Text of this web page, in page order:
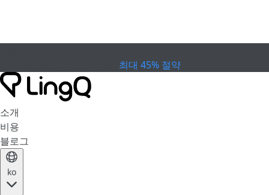
최대 45% 절약
소개
비용
블로그
ko